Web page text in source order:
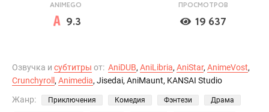
ANIMEGO
9.3
ПРОСМОТРОВ
19 637
Озвучка и субтитры от: AniDUB, AniLibria, AniStar, AnimeVost,
Crunchyroll , Animedia, Jisedai, AniMaunt, KANSAI Studio
Жанр:
Приключения Комедия Фэнтези Драма